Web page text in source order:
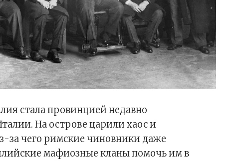
стала провинцией недавно
На острове царили хаос и
за чего римские чиновники даже
мафиозные кланы помочь им в